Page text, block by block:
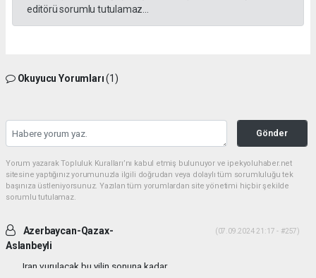
editörü sorumlu tutulamaz...
Okuyucu Yorumları(1)
Gönder
Yorum yazarak Topluluk Kuralları’nı kabul etmiş bulunuyor ve ipekyoluhaber.net
sitesine yaptığınız yorumunuzla ilgili doğrudan veya dolaylı tüm sorumluluğu tek
başınıza üstleniyorsunuz. Yazılan tüm yorumlardan site yönetimi hiçbir şekilde
sorumlu tutulamaz.
Azerbaycan-Qazax-
Aslanbeyli
(07.09.2024 21:17 - #257)
Iran vurulacak bu yilin sonuna kadar...